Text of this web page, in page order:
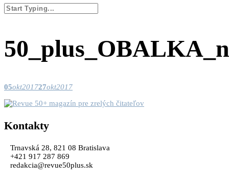
05okt201727okt2017
Kontakty
Trnavská 28, 821 08 Bratislava
+421 917 287 869
redakcia@revue50plus.sk